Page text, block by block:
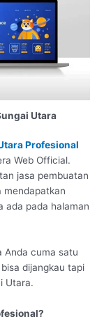
Utara
Profesional
Web Official.
jasa pembuatan
mendapatkan
ada pada halaman
Anda cuma satu
dijangkau tapi
Utara.